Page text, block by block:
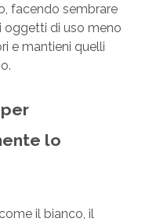
facendo sembrare
oggetti di uso meno
e mantieni quelli
lo
il bianco, il